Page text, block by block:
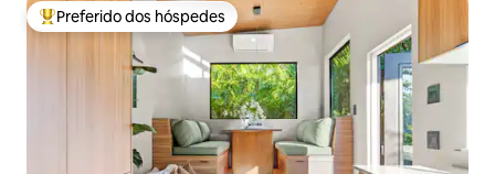
Entre os melhores preferidos dos hóspedes
Preferido dos hóspedes